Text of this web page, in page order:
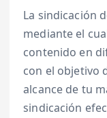
La sindicación
mediante el
contenido en
con el objetivo
alcance de tu
sindicación